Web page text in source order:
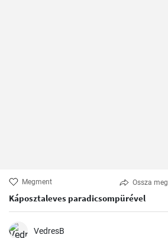
Megment Ossza meg
Káposztaleves paradicsompürével
VedresB